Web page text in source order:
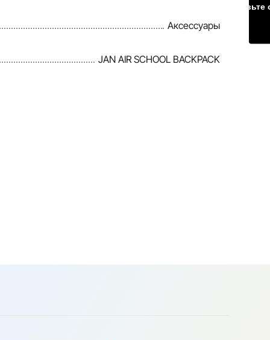
Аксессуары
JAN AIR SCHOOL BACKPACK
Оставьте